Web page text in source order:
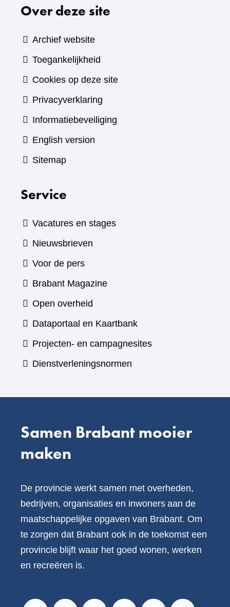
Over deze site
Archief website
Toegankelijkheid
Cookies op deze site
Privacyverklaring
Informatiebeveiliging
English version
Sitemap
Service
Vacatures en stages
Nieuwsbrieven
Voor de pers
Brabant Magazine(verwijst
andere
website)
Open overheid
Dataportaal en Kaartbank(verwijst
naar
Projecten- en campagnesites
Dienstverleningsnormen
Samen Brabant mooier
maken
De provincie werkt samen met overheden,
bedrijven, organisaties en inwoners aan de
maatschappelijke opgaven van Brabant. Om
te zorgen dat Brabant ook in de toekomst een
provincie blijft waar het goed wonen, werken
en recreëren is.